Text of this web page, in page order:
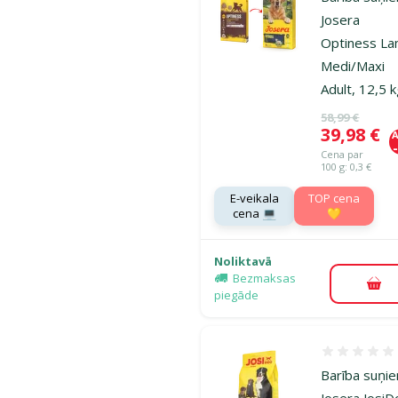
Josera
Optiness
Medi/Maxi
Adult, 12,5
Oriģinālā
58,99 €
Cena
39,98 €
Cena par
100 g: 0,3 €
E-veikala
cena 💻
TOP cena
💛
Noliktavā
Bezmaksas
piegāde
Barība